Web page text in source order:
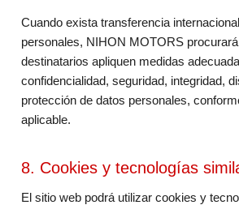
Cuando exista transferencia
personales, NIHON MOTORS
destinatarios apliquen medidas
confidencialidad, seguridad, integridad,
protección de datos personales,
aplicable.
8. Cookies y tecnologías
El sitio web podrá utilizar cookies y